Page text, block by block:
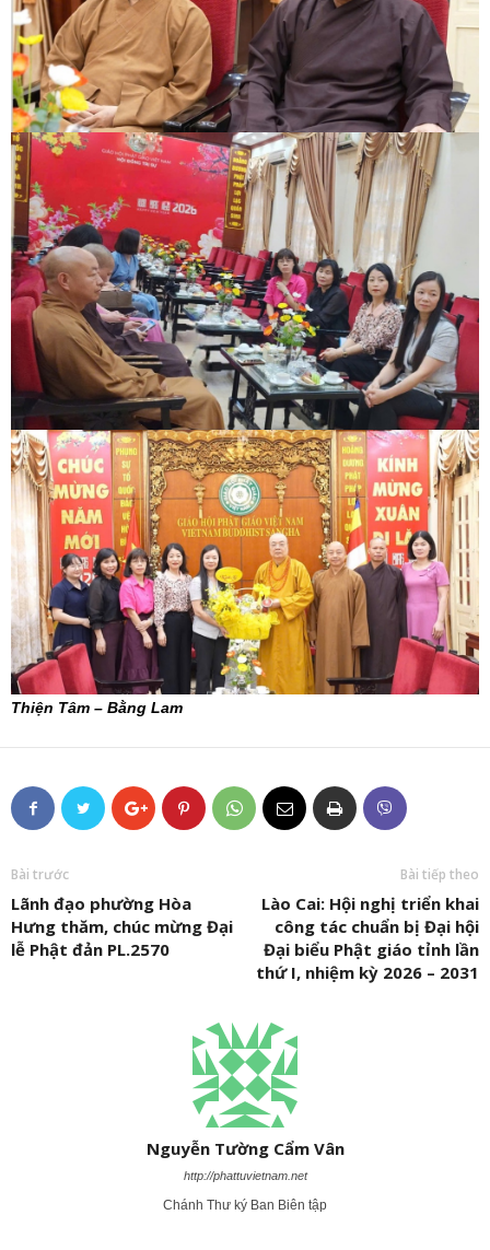
Thiện Tâm – Bằng Lam
Bài trước
Lãnh đạo phường Hòa
Hưng thăm, chúc mừng Đại
lễ Phật đản PL.2570
Bài tiếp theo
Lào Cai: Hội nghị triển khai
công tác chuẩn bị Đại hội
Đại biểu Phật giáo tỉnh lần
thứ I, nhiệm kỳ 2026 – 2031
Nguyễn Tường Cẩm Vân
http://phattuvietnam.net
Chánh Thư ký Ban Biên tập